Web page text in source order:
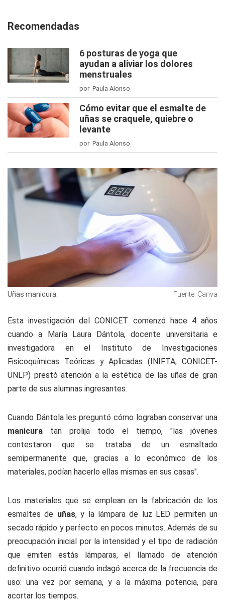
Recomendadas
6 posturas de yoga que
ayudan a aliviar los dolores
menstruales
por Paula Alonso
Cómo evitar que el esmalte de
uñas se craquele, quiebre o
levante
por Paula Alonso
Uñas manicura. Fuente: Canva
Esta investigación del CONICET comenzó hace 4 años
cuando a María Laura Dántola, docente universitaria e
investigadora en el Instituto de Investigaciones
Fisicoquímicas Teóricas y Aplicadas (INIFTA, CONICET-
UNLP) prestó atención a la estética de las uñas de gran
parte de sus alumnas ingresantes.
Cuando Dántola les preguntó cómo lograban conservar una
manicura tan prolija todo el tiempo, "las jóvenes
contestaron que se trataba de un esmaltado
semipermanente que, gracias a lo económico de los
materiales, podían hacerlo ellas mismas en sus casas".
Los materiales que se emplean en la fabricación de los
esmaltes de uñas, y la lámpara de luz LED permiten un
secado rápido y perfecto en pocos minutos. Además de su
preocupación inicial por la intensidad y el tipo de radiación
que emiten estás lámparas, el llamado de atención
definitivo ocurrió cuando indagó acerca de la frecuencia de
uso: una vez por semana, y a la máxima potencia, para
acortar los tiempos.